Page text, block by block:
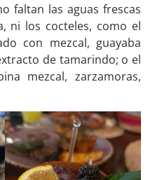
faltan las aguas frescas
ni los cocteles, como el
con mezcal, guayaba
de tamarindo; o el
mezcal, zarzamoras,